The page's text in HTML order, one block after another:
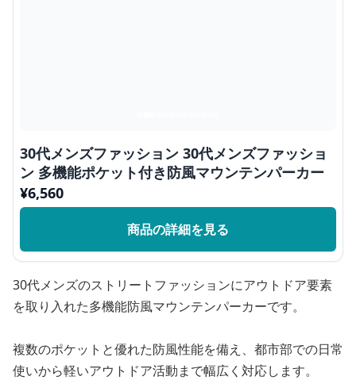
30代メンズファッション 30代メンズファッショ
ン 多機能ポケット付き防風マウンテンパーカー
¥6,560
商品の詳細を見る
30代メンズのストリートファッションにアウトドア要素
を取り入れた多機能防風マウンテンパーカーです。
複数のポケットと優れた防風性能を備え、都市部での日常
使いから軽いアウトドア活動まで幅広く対応します。